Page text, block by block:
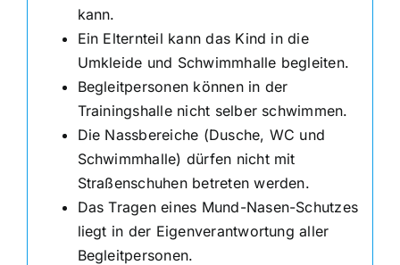
kann.
Ein Elternteil kann das Kind in die
Umkleide und Schwimmhalle begleiten.
Begleitpersonen können in der
Trainingshalle nicht selber schwimmen.
Die Nassbereiche (Dusche, WC und
Schwimmhalle) dürfen nicht mit
Straßenschuhen betreten werden.
Das Tragen eines Mund-Nasen-Schutzes
liegt in der Eigenverantwortung aller
Begleitpersonen.